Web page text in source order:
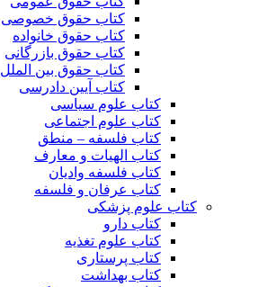
کتاب حقوق خصوصی
کتاب حقوق خانواده
کتاب حقوق بازرگانی
کتاب حقوق بین الملل
کتاب آیین دادرسی
کتاب علوم سیاسی
کتاب علوم اجتماعی
کتاب فلسفه – منطق
کتاب الهیات و معارف
کتاب فلسفه وادیان
کتاب عرفان و فلسفه
کتاب علوم پزشکی
کتاب دارو
کتاب علوم تغذیه
کتاب پرستاری
کتاب بهداشت